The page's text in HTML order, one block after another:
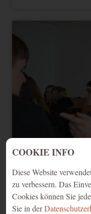
COOKIE INFO
Diese Website
zu verbessern. Das
Cookies können Sie
Sie in der